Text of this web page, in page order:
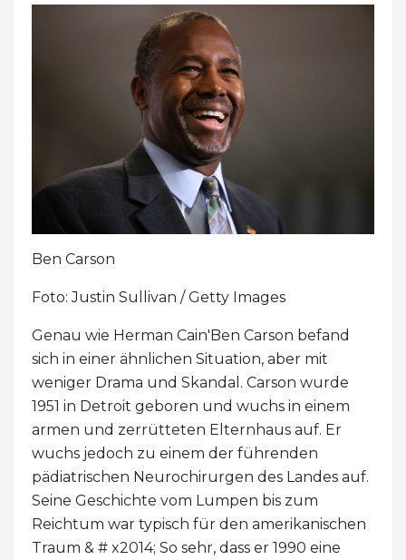
Ben Carson
Foto: Justin Sullivan / Getty Images
Genau wie Herman Cain'Ben Carson befand
sich in einer ähnlichen Situation, aber mit
weniger Drama und Skandal. Carson wurde
1951 in Detroit geboren und wuchs in einem
armen und zerrütteten Elternhaus auf. Er
wuchs jedoch zu einem der führenden
pädiatrischen Neurochirurgen des Landes auf.
Seine Geschichte vom Lumpen bis zum
Reichtum war typisch für den amerikanischen
Traum & # x2014; So sehr, dass er 1990 eine